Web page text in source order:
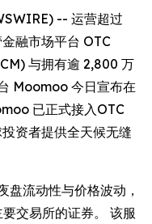
-- 运营超过
融市场平台 OTC
与拥有逾 2,800 万
Moomoo 今日宣布在
已正式接入OTC
资者提供全天候无缝
盘流动性与价格波动，
交易所的证券。 该服